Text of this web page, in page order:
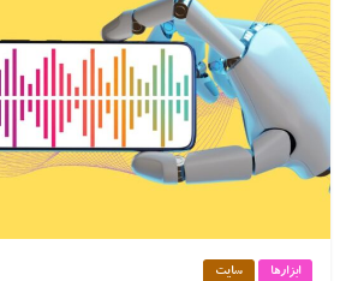
ابزارها سایت